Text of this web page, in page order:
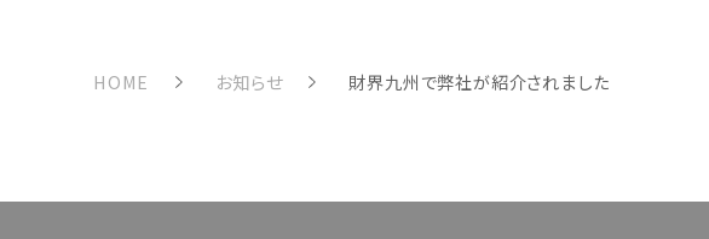
HOME お知らせ 財界九州で弊社が紹介されました